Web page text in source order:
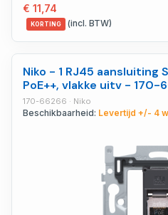
€ 11,74
KORTING (incl. BTW)
Niko - 1 RJ45 aansluiting
PoE++, vlakke uitv - 170-
170-66266 · Niko
Beschikbaarheid: Levertijd +/- 4